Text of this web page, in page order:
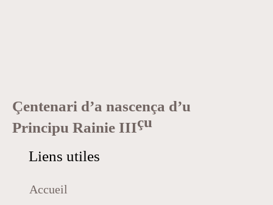
Çentenari d’a nascença d’u
Principu Rainie IIIçu
Liens utiles
Accueil